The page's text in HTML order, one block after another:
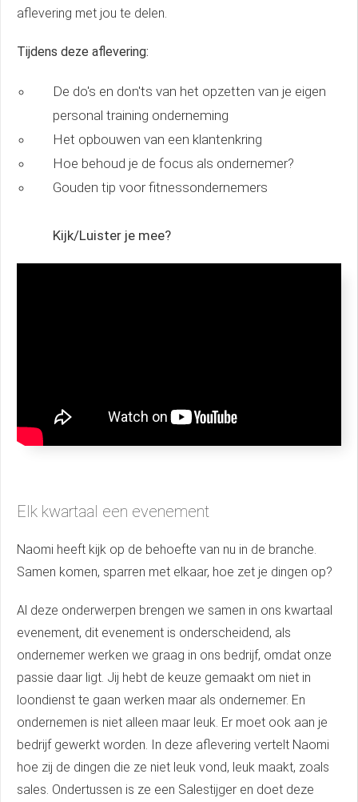
aflevering met jou te delen.
Tijdens deze aflevering:
De do's en don'ts van het opzetten van je eigen
personal training onderneming
Het opbouwen van een klantenkring
Hoe behoud je de focus als ondernemer?
Gouden tip voor fitnessondernemers
Kijk/Luister je mee?
Elk kwartaal een evenement
Naomi heeft kijk op de behoefte van nu in de branche.
Samen komen, sparren met elkaar, hoe zet je dingen op?
Al deze onderwerpen brengen we samen in ons kwartaal
evenement, dit evenement is onderscheidend, als
ondernemer werken we graag in ons bedrijf, omdat onze
passie daar ligt. Jij hebt de keuze gemaakt om niet in
loondienst te gaan werken maar als ondernemer. En
ondernemen is niet alleen maar leuk. Er moet ook aan je
bedrijf gewerkt worden. In deze aflevering vertelt Naomi
hoe zij de dingen die ze niet leuk vond, leuk maakt, zoals
sales. Ondertussen is ze een Salestijger en doet deze